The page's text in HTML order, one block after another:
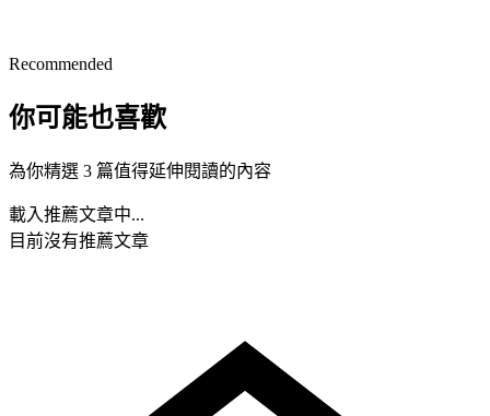
Recommended
你可能也喜歡
為你精選 3 篇值得延伸閱讀的內容
載入推薦文章中...
目前沒有推薦文章